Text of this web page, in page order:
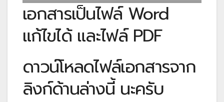
เอกสารเป็นไฟล์ Word
แก้ไขได้ และไฟล์ PDF
ดาวน์โหลดไฟล์เอกสารจาก
ลิงก์ด้านล่างนี้ นะครับ